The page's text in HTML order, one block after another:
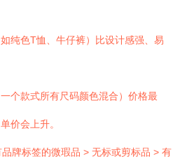
如纯色T恤、牛仔裤）比设计感强、易
一个款式所有尺码颜色混合）价格最
价会上升。
牌标签的微瑕品 > 无标或剪标品 > 有